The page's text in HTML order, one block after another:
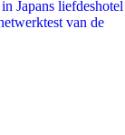
Japans liefdeshotel
van de